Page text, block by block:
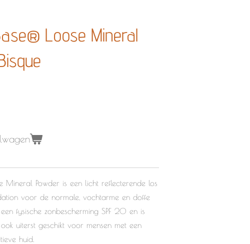
Loose Mineral
Mineral Powder is een licht reflecterende los
voor de normale, vochtarme en doffe
fysische zonbescherming SPF 20 en is
uiterst geschikt voor mensen met een
huid.